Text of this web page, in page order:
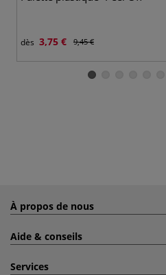
dès 3,75 € 9,45 €
À propos de nous
Aide & conseils
Services